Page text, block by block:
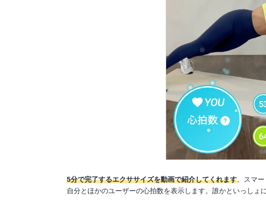
5分で完了するエクササイズを動画で紹介してくれます。スマ
自分とほかのユーザーの心拍数を表示します。誰かといっしょ